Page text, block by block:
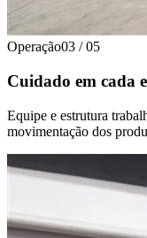
Operação03 / 05
Cuidado em cada
Equipe e estrutura
movimentação dos